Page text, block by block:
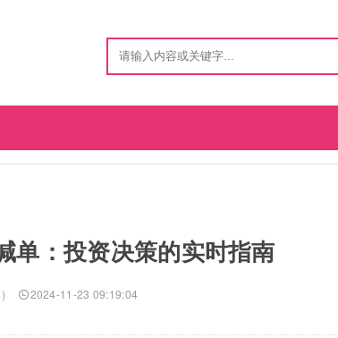
单：投资决策的实时指南
2024-11-23 09:19:04